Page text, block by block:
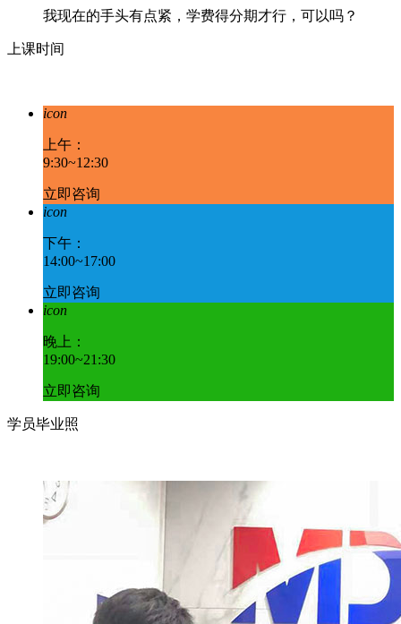
我现在的手头有点紧，学费得分期才行，可以吗？
上课时间
icon
上午：
9:30~12:30
立即咨询
icon
下午：
14:00~17:00
立即咨询
icon
晚上：
19:00~21:30
立即咨询
学员毕业照